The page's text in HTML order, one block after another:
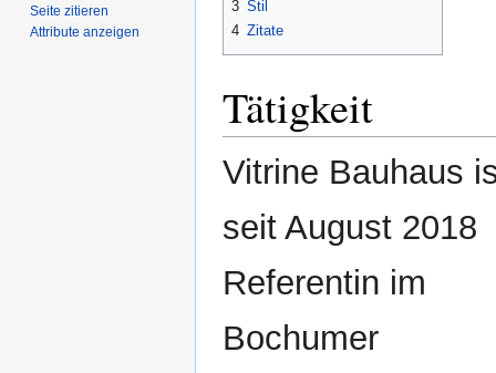
3 Stil
4 Zitate
Tätigkeit
Vitrine Bauhaus
seit August 2018
Referentin im
Bochumer
Seite zitieren
Attribute anzeigen